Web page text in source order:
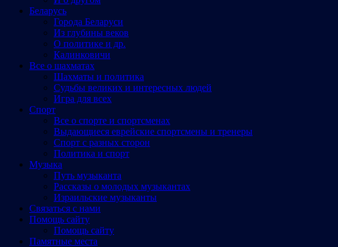
Беларусь
Города Беларуси
Из глубины веков
О политике и др.
Калинковичи
Все о шахматах
Шахматы и политика
Судьбы великих и интересных людей
Игра для всех
Спорт
Все о спорте и спортсменах
Выдающиеся еврейские спортсмены и тренеры
Спорт с разных сторон
Политика и спорт
Музыка
Путь музыканта
Рассказы о молодых музыкантах
Израильские музыканты
Cвязаться с нами
Помощь сайту
Помощь сайту
Памятные места